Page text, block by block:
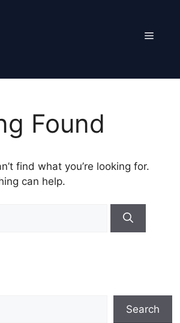
Menu
Found
find what you’re looking for.
can help.
Search